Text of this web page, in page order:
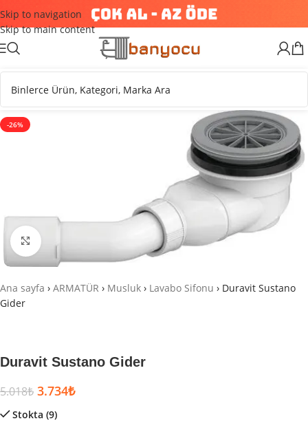
Skip to navigation
Skip to main content
-26%
Büyütmek için tıklayın
Ana sayfa › ARMATÜR › Musluk › Lavabo Sifonu › Duravit Sustano
Gider
Duravit Sustano Gider
5.018₺ 3.734₺
Stokta (9)